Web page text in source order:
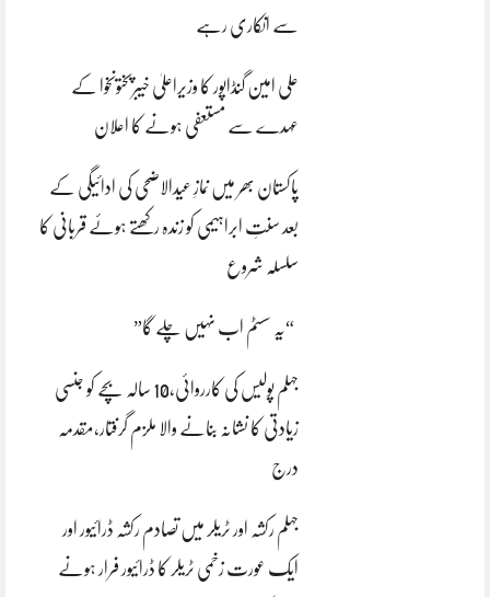
سے انکاری رہے
علی امین گنڈاپور کا وزیراعلیٰ خیبرپختونخوا کے
عہدے سے مستعفی ہونے کا اعلان
پاکستان بھر میں نمازِ عیدالاضحی کی ادائیگی کے
بعد سنتِ ابراہیمی کو زندہ رکھتے ہوئے قربانی کا
سلسلہ شروع
“یہ سسٹم اب نہیں چلے گا”
جہلم پولیس کی کارروائی،10 سالہ بچے کو جنسی
زیادتی کا نشانہ بنانے والا ملزم گرفتار،مقدمہ
درج
جہلم رکشہ اور ٹریلر میں تصادم رکشہ ڈرائیور اور
ایک عورت زخمی ٹریلر کا ڈرائیور فرار ہونے